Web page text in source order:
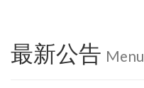
最新公告 Menu